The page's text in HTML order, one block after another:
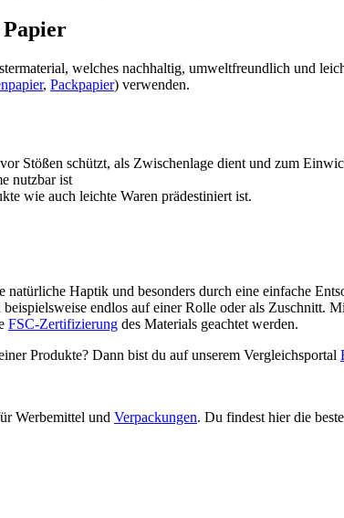
welches nachhaltig, umweltfreundlich und
, Packpapier) verwenden.
Stößen schützt, als Zwischenlage dient und zum
nutzbar ist
wie auch leichte Waren prädestiniert ist.
natürliche Haptik und besonders durch eine einfache
endlos auf einer Rolle oder als Zuschnitt.
FSC-Zertifizierung des Materials geachtet werden.
Produkte? Dann bist du auf unserem Vergleichsportal
Werbemittel und Verpackungen. Du findest hier die